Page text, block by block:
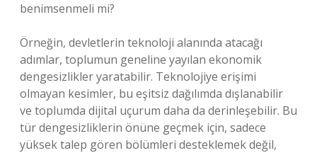
benimsenmeli mi?
Örneğin, devletlerin teknoloji alanında atacağı
adımlar, toplumun geneline yayılan ekonomik
dengesizlikler yaratabilir. Teknolojiye erişimi
olmayan kesimler, bu eşitsiz dağılımda dışlanabilir
ve toplumda dijital uçurum daha da derinleşebilir. Bu
tür dengesizliklerin önüne geçmek için, sadece
yüksek talep gören bölümleri desteklemek değil,